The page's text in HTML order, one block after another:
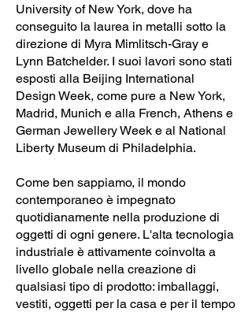
University of New York, dove ha
conseguito la laurea in metalli sotto la
direzione di Myra Mimlitsch-Gray e
Lynn Batchelder. I suoi lavori sono stati
esposti alla Beijing International
Design Week, come pure a New York,
Madrid, Munich e alla French, Athens e
German Jewellery Week e al National
Liberty Museum di Philadelphia.
Come ben sappiamo, il mondo
contemporaneo è impegnato
quotidianamente nella produzione di
oggetti di ogni genere. L'alta tecnologia
industriale è attivamente coinvolta a
livello globale nella creazione di
qualsiasi tipo di prodotto: imballaggi,
vestiti, oggetti per la casa e per il tempo